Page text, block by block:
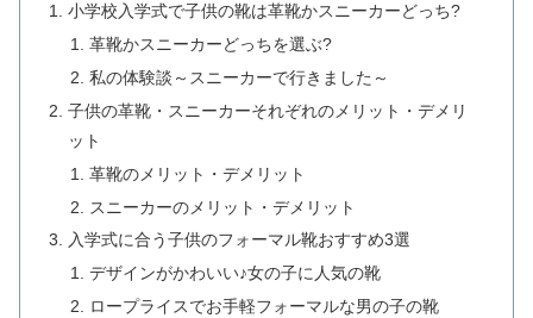
小学校入学式で子供の靴は革靴かスニーカーどっち?
革靴かスニーカーどっちを選ぶ?
私の体験談～スニーカーで行きました～
子供の革靴・スニーカーそれぞれのメリット・デメリ
ット
革靴のメリット・デメリット
スニーカーのメリット・デメリット
入学式に合う子供のフォーマル靴おすすめ3選
デザインがかわいい♪女の子に人気の靴
ロープライスでお手軽フォーマルな男の子の靴